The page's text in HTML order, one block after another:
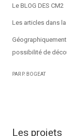
Le BLOG DES
Les articles dans
possibilité de
PAR P. BOGEAT
Les projets